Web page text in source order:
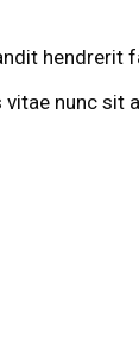
hendrerit
vitae nunc sit